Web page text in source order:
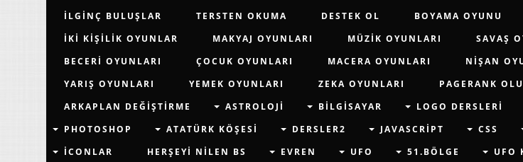
İLGINÇ BULUŞLAR
TERSTEN OKUMA DESTEK OL BOYAMA OYUNU
İKI KIŞILIK OYUNLAR
MAKYAJ OYUNLARI MÜZIK OYUNLARI SAVAŞ
BECERI OYUNLARI
ÇOCUK OYUNLARI MACERA OYUNLARI NIŞAN
YARIŞ OYUNLARI
YEMEK OYUNLARI ZEKA OYUNLARI PAGERANK
ARKAPLAN DEĞIŞTIRME
ASTROLOJI BILGISAYAR LOGO DERSLERI
PHOTOSHOP
ATATÜRK KÖŞESI DERSLER2 JAVASCRIPT CSS
İCONLAR
HERŞEYI NILEN BS EVREN UFO 51.BÖLGE UFO